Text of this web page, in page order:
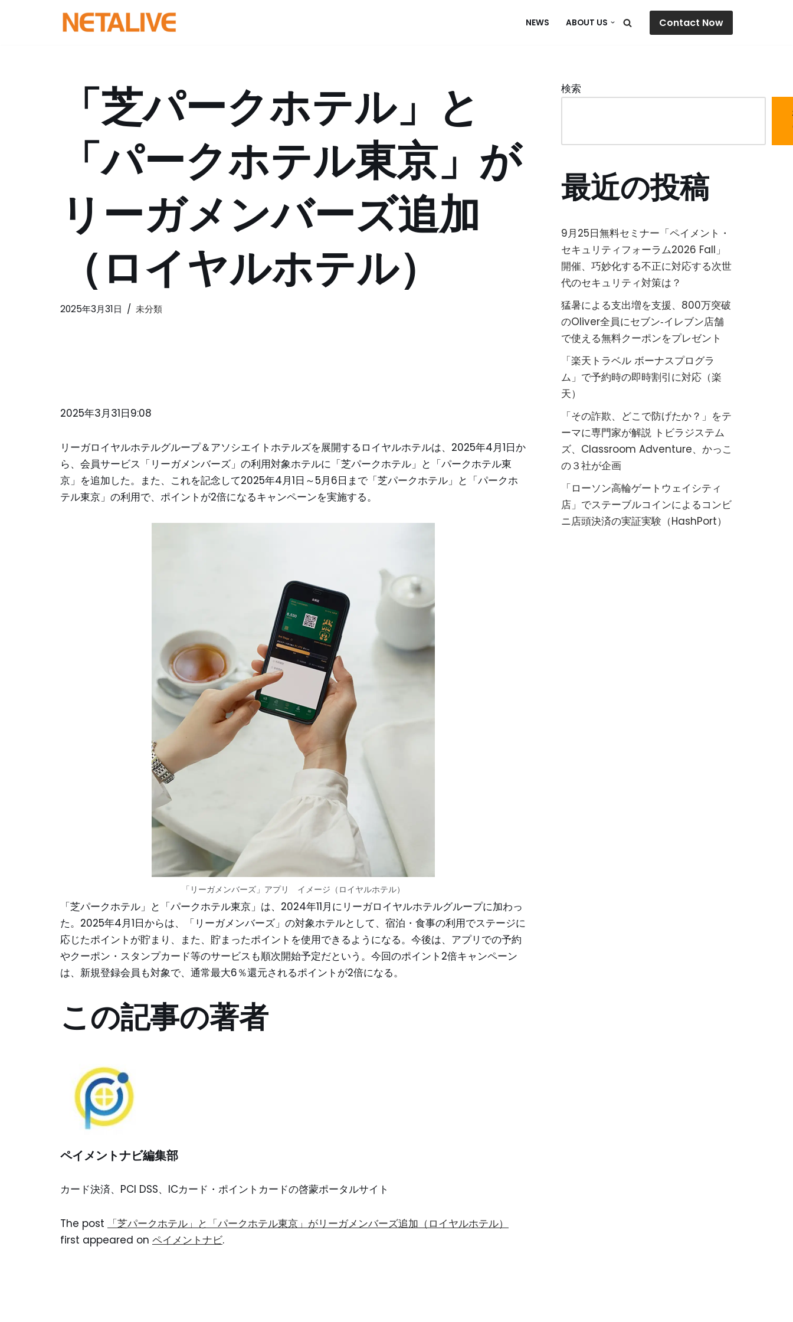
NEWS ABOUT US Contact Now
「芝パークホテル」と
「パークホテル東京」が
リーガメンバーズ追加
（ロイヤルホテル）
2025年3月31日 未分類
2025年3月31日9:08
リーガロイヤルホテルグループ＆アソシエイトホテルズを展開するロイヤルホテルは、2025年4月1日か
ら、会員サービス「リーガメンバーズ」の利用対象ホテルに「芝パークホテル」と「パークホテル東
京」を追加した。また、これを記念して2025年4月1日～5月6日まで「芝パークホテル」と「パークホ
テル東京」の利用で、ポイントが2倍になるキャンペーンを実施する。
「リーガメンバーズ」アプリ イメージ（ロイヤルホテル）
「芝パークホテル」と「パークホテル東京」は、2024年11月にリーガロイヤルホテルグループに加わっ
た。2025年4月1日からは、「リーガメンバーズ」の対象ホテルとして、宿泊・食事の利用でステージに
応じたポイントが貯まり、また、貯まったポイントを使用できるようになる。今後は、アプリでの予約
やクーポン・スタンプカード等のサービスも順次開始予定だという。今回のポイント2倍キャンペーン
は、新規登録会員も対象で、通常最大6％還元されるポイントが2倍になる。
この記事の著者
ペイメントナビ編集部
カード決済、PCI DSS、ICカード・ポイントカードの啓蒙ポータルサイト
The post
「芝パークホテル」と「パークホテル東京」がリーガメンバーズ追加（ロイヤルホテル）
first appeared on ペイメントナビ.
検索
最近の投稿
9月25日無料セミナー「ペイメント・
セキュリティフォーラム2026 Fall」
開催、巧妙化する不正に対応する次世
代のセキュリティ対策は？
猛暑による支出増を支援、800万突破
のOliver全員にセブン‐イレブン店舗
で使える無料クーポンをプレゼント
「楽天トラベル ボーナスプログラ
ム」で予約時の即時割引に対応（楽
天）
「その詐欺、どこで防げたか？」をテ
ーマに専門家が解説 トビラジステム
ズ、Classroom Adventure、かっこ
の３社が企画
「ローソン高輪ゲートウェイシティ
店」でステーブルコインによるコンビ
ニ店頭決済の実証実験（HashPort）